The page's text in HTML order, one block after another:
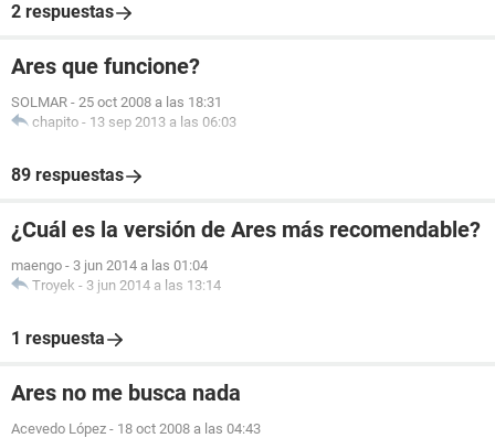
2 respuestas
Ares que funcione?
SOLMAR - 25 oct 2008 a las 18:31
chapito - 13 sep 2013 a las 06:03
89 respuestas
¿Cuál es la versión de Ares más recomendable?
maengo - 3 jun 2014 a las 01:04
Troyek - 3 jun 2014 a las 13:14
1 respuesta
Ares no me busca nada
Acevedo López - 18 oct 2008 a las 04:43